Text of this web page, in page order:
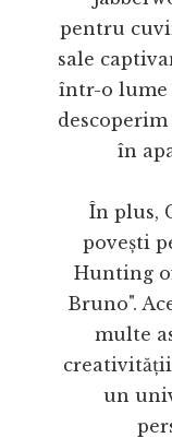
pentru
sale
într-o lume
în
În plus,
povești
Hunting
Bruno".
multe
un